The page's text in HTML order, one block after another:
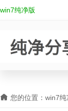
win7纯净版
您的位置： win7纯